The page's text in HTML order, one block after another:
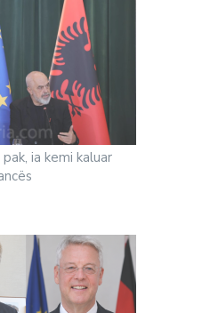
ia kemi kaluar